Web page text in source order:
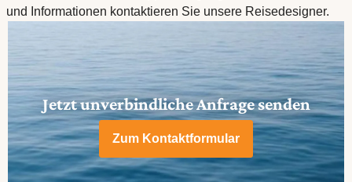
und Informationen kontaktieren Sie unsere Reisedesigner.
Jetzt unverbindliche Anfrage senden
Zum Kontaktformular